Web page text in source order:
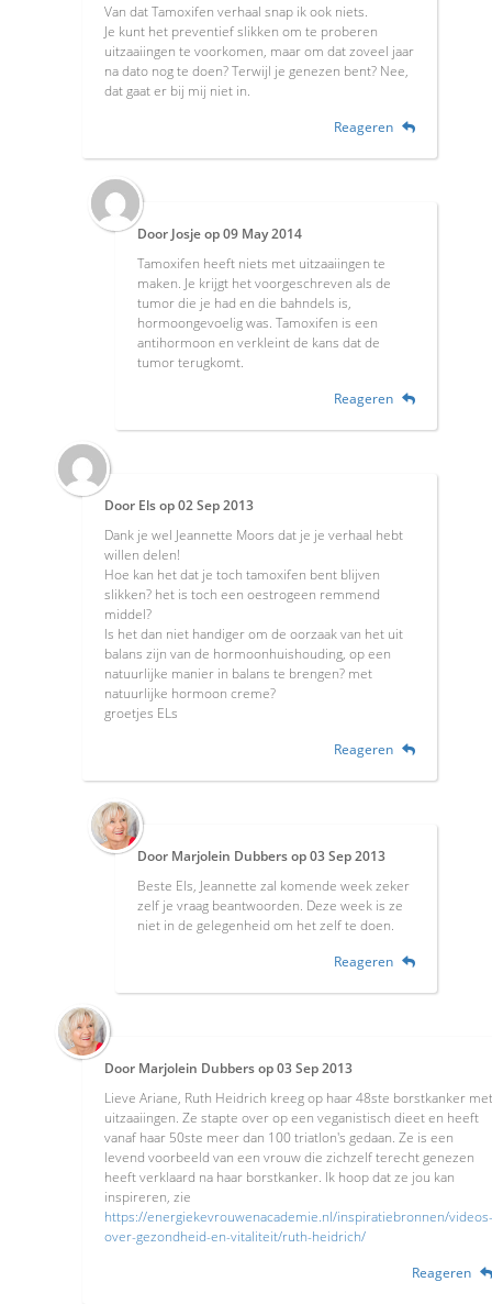
Van dat Tamoxifen verhaal snap ik ook niets.
Je kunt het preventief slikken om te proberen
uitzaaiingen te voorkomen, maar om dat zoveel jaar
na dato nog te doen? Terwijl je genezen bent? Nee,
dat gaat er bij mij niet in.
Reageren
Door Josjeop09 May 2014
Tamoxifen heeft niets met uitzaaiingen te
maken. Je krijgt het voorgeschreven als de
tumor die je had en die bahndels is,
hormoongevoelig was. Tamoxifen is een
antihormoon en verkleint de kans dat de
tumor terugkomt.
Reageren
Door Elsop02 Sep 2013
Dank je wel Jeannette Moors dat je je verhaal hebt
willen delen!
Hoe kan het dat je toch tamoxifen bent blijven
slikken? het is toch een oestrogeen remmend
middel?
Is het dan niet handiger om de oorzaak van het uit
balans zijn van de hormoonhuishouding, op een
natuurlijke manier in balans te brengen? met
natuurlijke hormoon creme?
groetjes ELs
Reageren
Door Marjolein Dubbersop03 Sep 2013
Beste Els, Jeannette zal komende week zeker
zelf je vraag beantwoorden. Deze week is ze
niet in de gelegenheid om het zelf te doen.
Reageren
Door Marjolein Dubbersop03 Sep 2013
Lieve Ariane, Ruth Heidrich kreeg op haar 48ste borstkanker met
uitzaaiingen. Ze stapte over op een veganistisch dieet en heeft
vanaf haar 50ste meer dan 100 triatlon's gedaan. Ze is een
levend voorbeeld van een vrouw die zichzelf terecht genezen
heeft verklaard na haar borstkanker. Ik hoop dat ze jou kan
inspireren, zie
https://energiekevrouwenacademie.nl/inspiratiebronnen/videos-
over-gezondheid-en-vitaliteit/ruth-heidrich/
Reageren